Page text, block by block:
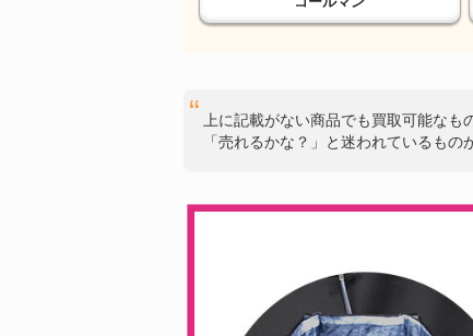
上に記載がない商品でも買取可能なも
「売れるかな？」と迷われているも